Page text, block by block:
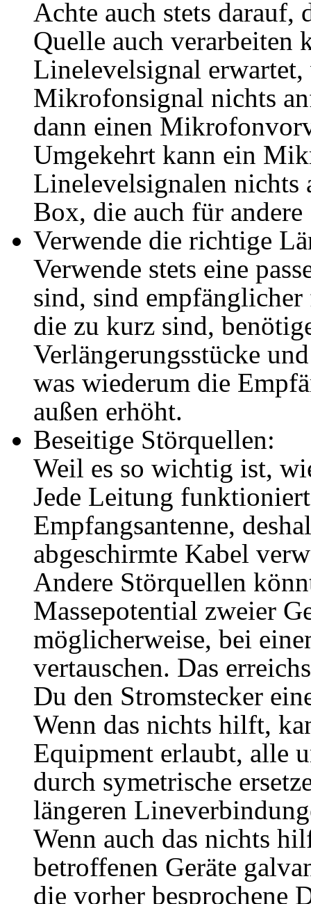
Achte auch stets darauf,
Quelle auch verarbeiten
Linelevelsignal
Mikrofonsignal nichts
dann einen
Umgekehrt kann ein
Linelevelsignalen
Box, die auch für
Verwende die richtige
Verwende stets eine
sind, sind
die zu kurz sind,
Verlängerungsstücke
was wiederum die
außen erhöht.
Beseitige Störquellen:
Weil es so wichtig ist,
Jede Leitung
Empfangsantenne,
abgeschirmte Kabel
Andere Störquellen
Massepotential zweier
möglicherweise, bei
vertauschen. Das
Du den Stromstecker
Wenn das nichts hilft,
Equipment erlaubt, alle
durch symetrische
längeren
Wenn auch das nichts
betroffenen Geräte
die vorher besprochene